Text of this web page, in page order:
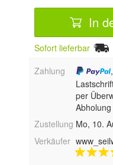
In
Sofort lieferbar
Zahlung
per
Abholung
Zustellung Mo, 10.
Verkäufer